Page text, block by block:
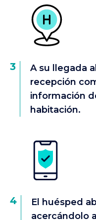
3
A su llegada
recepción
información
habitación.
4
El huésped
acercándolo